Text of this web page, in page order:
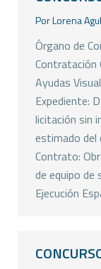
PorLorena
Órgano de
Contratación
Ayudas
Expediente:
licitación sin
estimado
Contrato:
de equipo de
Ejecución